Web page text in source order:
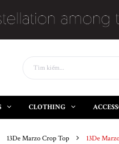
CLOTHING
13De Marzo Crop Top 13De